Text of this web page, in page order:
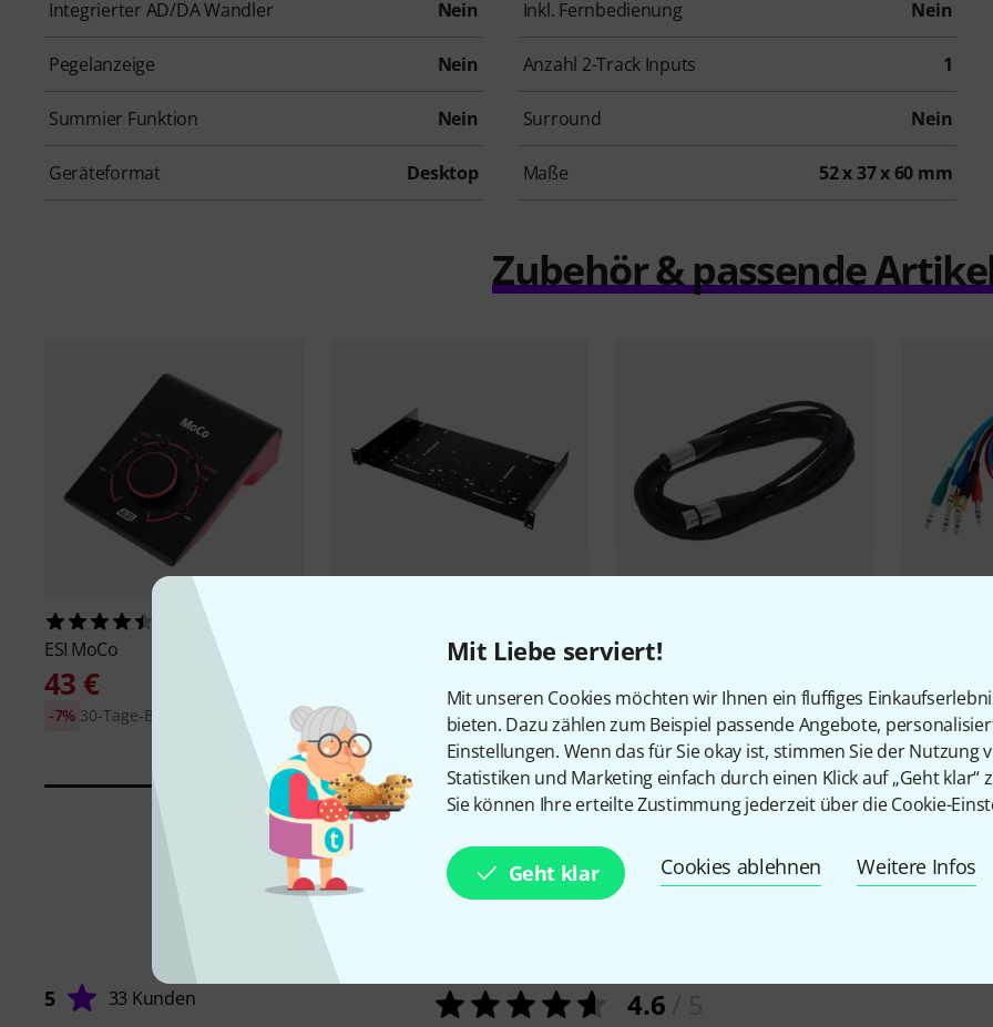
Mit Liebe serviert!
Mit unseren Cookies möchten wir Ihnen ein fluffiges
bieten. Dazu zählen zum Beispiel passende Angebote,
Einstellungen. Wenn das für Sie okay ist, stimmen Sie der Nutzung
Statistiken und Marketing einfach durch einen Klick auf „Geht klar“
Sie können Ihre erteilte Zustimmung jederzeit über die Cookie-
Geht klar Cookies ablehnen Weitere Infos
Integrierter AD/DA Wandler Nein Inkl. Fernbedienung Nein
Pegelanzeige Nein Anzahl 2-Track Inputs 1
Summier Funktion Nein Surround Nein
Geräteformat Desktop Maße 52 x 37 x 60 mm
Zubehör & passende
ESI MoCo
43 €
30-Tage-Bestpreis: 46 €
-7%
Rack Adapter 1U 25
the sssnake
5,90 €
9,90 €
44Kundenbewertungen
5 33 Kunden 4.6